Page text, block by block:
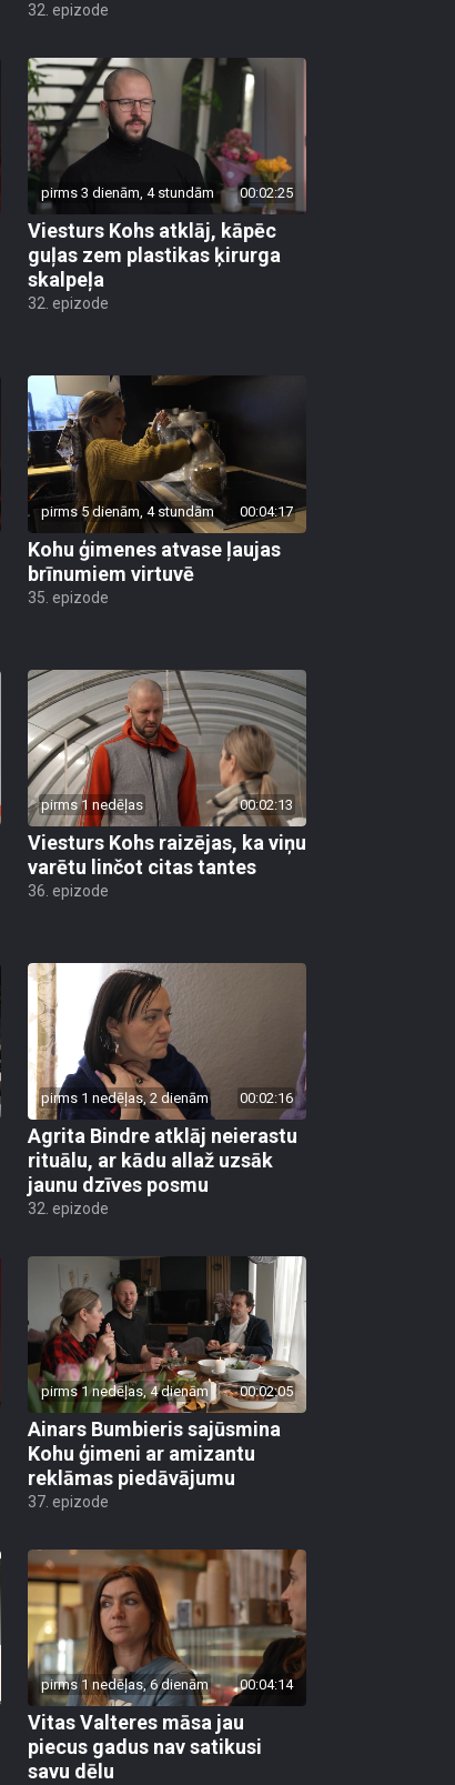
32. epizode
pirms 3 dienām, 4 stundām 00:02:25
Viesturs Kohs atklāj, kāpēc
guļas zem plastikas ķirurga
skalpeļa
32. epizode
pirms 5 dienām, 4 stundām 00:04:17
Kohu ģimenes atvase ļaujas
brīnumiem virtuvē
35. epizode
pirms 1 nedēļas 00:02:13
Viesturs Kohs raizējas, ka viņu
varētu linčot citas tantes
36. epizode
pirms 1 nedēļas, 2 dienām 00:02:16
Agrita Bindre atklāj neierastu
rituālu, ar kādu allaž uzsāk
jaunu dzīves posmu
32. epizode
pirms 1 nedēļas, 4 dienām 00:02:05
Ainars Bumbieris sajūsmina
Kohu ģimeni ar amizantu
reklāmas piedāvājumu
37. epizode
pirms 1 nedēļas, 6 dienām 00:04:14
Vitas Valteres māsa jau
piecus gadus nav satikusi
savu dēlu